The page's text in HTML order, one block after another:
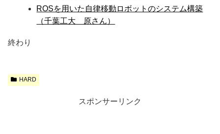
ROSを用いた自律移動ロボットのシステム構築
（千葉工大 原さん）
終わり
HARD
スポンサーリンク